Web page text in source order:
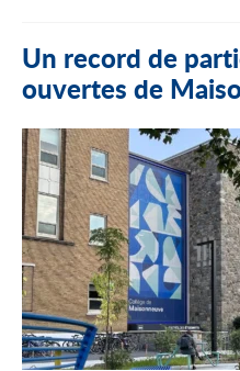
Un record de
ouvertes de